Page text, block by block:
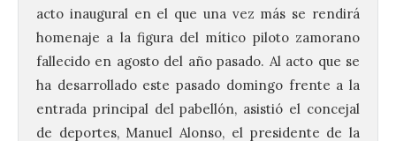
acto inaugural en el que una vez más se rendirá
homenaje a la figura del mítico piloto zamorano
fallecido en agosto del año pasado. Al acto que se
ha desarrollado este pasado domingo frente a la
entrada principal del pabellón, asistió el concejal
de deportes, Manuel Alonso, el presidente de la